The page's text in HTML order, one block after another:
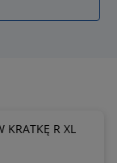
KRATKĘ R XL